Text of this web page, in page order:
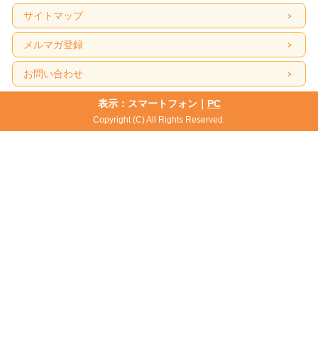
サイトマップ
メルマガ登録
お問い合わせ
表示：スマートフォン｜ PC
Copyright (C) All Rights Reserved.